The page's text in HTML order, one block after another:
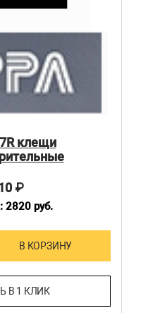
клещи
₽
2820 руб.
В КОРЗИНУ
В 1 КЛИК